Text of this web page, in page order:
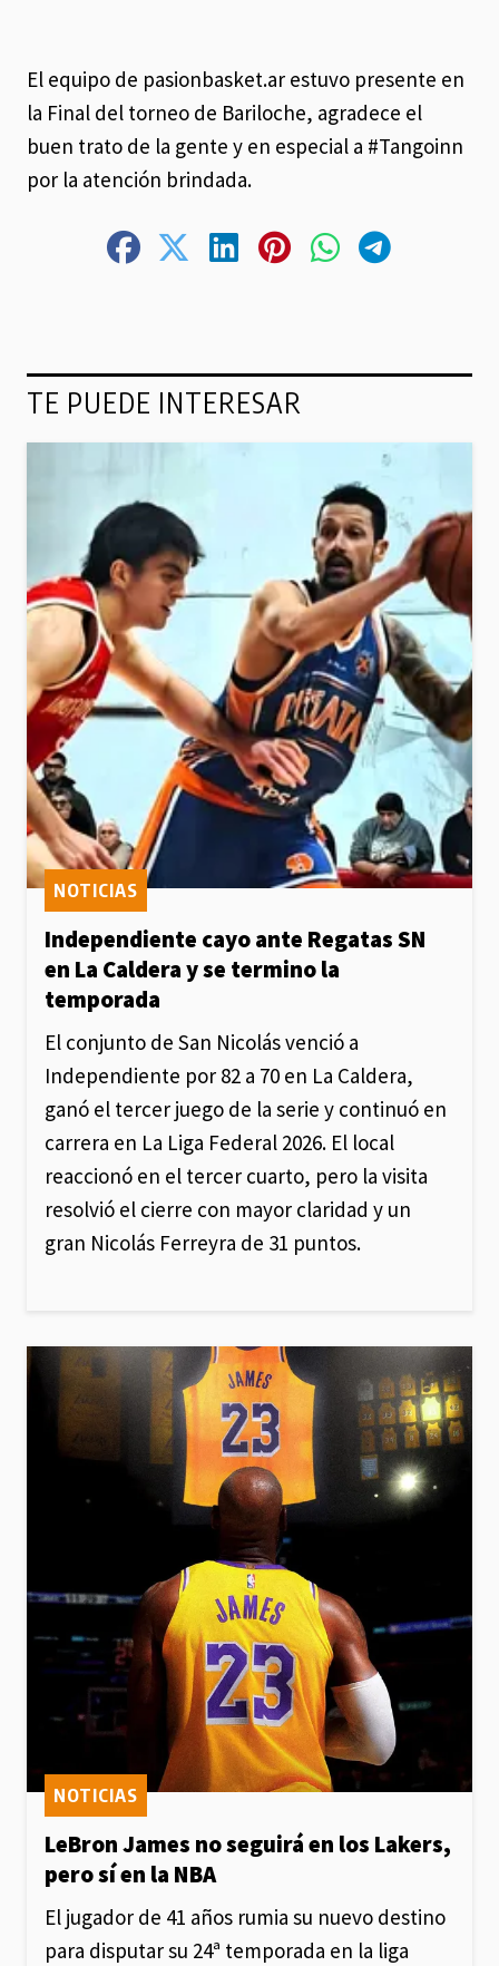
El equipo de pasionbasket.ar estuvo presente en
la Final del torneo de Bariloche, agradece el
buen trato de la gente y en especial a #Tangoinn
por la atención brindada.
TE PUEDE INTERESAR
Independiente cayo ante Regatas SN
en La Caldera y se termino la
temporada
NOTICIAS
El conjunto de San Nicolás venció a
Independiente por 82 a 70 en La Caldera,
ganó el tercer juego de la serie y continuó en
carrera en La Liga Federal 2026. El local
reaccionó en el tercer cuarto, pero la visita
resolvió el cierre con mayor claridad y un
gran Nicolás Ferreyra de 31 puntos.
LeBron James no seguirá en los Lakers,
pero sí en la NBA
NOTICIAS
El jugador de 41 años rumia su nuevo destino
para disputar su 24ª temporada en la liga